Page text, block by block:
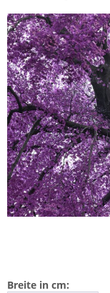
Breite in cm: